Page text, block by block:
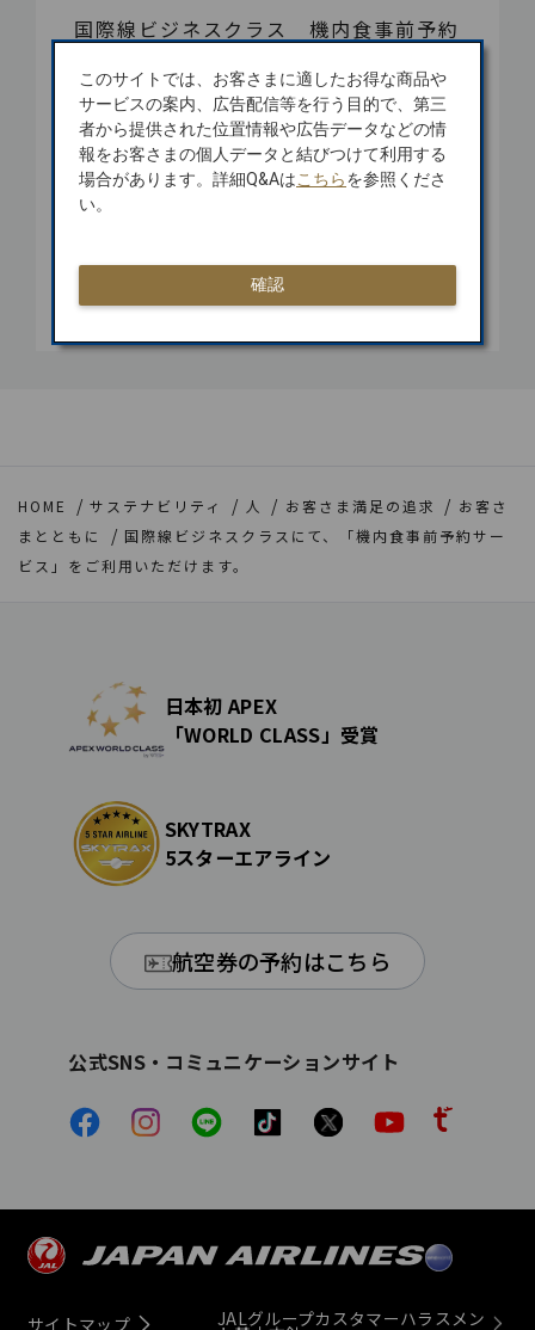
国際線ビジネスクラス 機内食事前予約
機内食イメージ（左／和食、右／洋食（牛肉
料理））
HOME サステナビリティ 人 お客さま満足の追求
お客さ
まとともに
国際線ビジネスクラスにて、「機内食事前予約サー
ビス」をご利用いただけます。
日本初 APEX
「WORLD CLASS」受賞
SKYTRAX
5スターエアライン
航空券の予約はこちら
公式SNS・コミュニケーションサイト
サイトマップ JALグループカスタマーハラスメン
このサイトでは、お客さまに適したお得な商品や
サービスの案内、広告配信等を行う目的で、第三
者から提供された位置情報や広告データなどの情
報をお客さまの個人データと結びつけて利用する
場合があります。詳細Q&Aはこちらを参照くださ
い。
確認